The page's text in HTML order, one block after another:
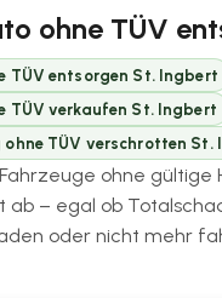
ohne TÜV
TÜV entsorgen St. Ingbert
TÜV verkaufen St. Ingbert
ohne TÜV verschrotten St.
ohne gültige
ab – egal ob
oder nicht mehr